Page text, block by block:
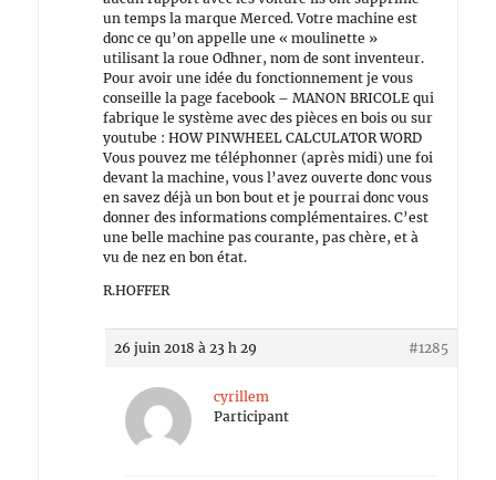
un temps la marque Merced. Votre machine est
donc ce qu’on appelle une « moulinette »
utilisant la roue Odhner, nom de sont inventeur.
Pour avoir une idée du fonctionnement je vous
conseille la page facebook – MANON BRICOLE qui
fabrique le système avec des pièces en bois ou sur
youtube : HOW PINWHEEL CALCULATOR WORD
Vous pouvez me téléphonner (après midi) une foi
devant la machine, vous l’avez ouverte donc vous
en savez déjà un bon bout et je pourrai donc vous
donner des informations complémentaires. C’est
une belle machine pas courante, pas chère, et à
vu de nez en bon état.
R.HOFFER
26 juin 2018 à 23 h 29 #1285
cyrillem
Participant